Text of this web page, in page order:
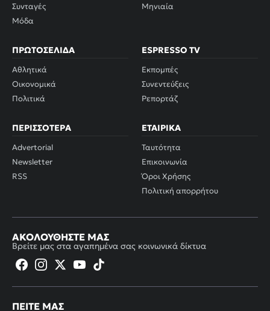
Συνταγές
Μόδα
Μηνιαία
ΠΡΩΤΟΣΈΛΙΔΑ
Αθλητικά
Οικονομικά
Πολιτικά
ESPRESSO TV
Εκπομπές
Συνεντεύξεις
Ρεπορτάζ
ΠΕΡΙΣΣΌΤΕΡΑ
Advertorial
Newsletter
RSS
ΕΤΑΙΡΙΚΆ
Ταυτότητα
Επικοινωνία
Όροι Χρήσης
Πολιτική απορρήτου
ΑΚΟΛΟΥΘΉΣΤΕ ΜΑΣ
Βρείτε μας στα αγαπημένα σας κοινωνικά δίκτυα
ΠΕΊΤΕ ΜΑΣ